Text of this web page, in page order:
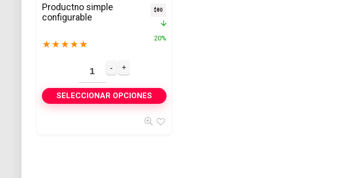
Productno simple
configurable
★ ★ ★ ★ ★
$80
20%
SELECCIONAR OPCIONES